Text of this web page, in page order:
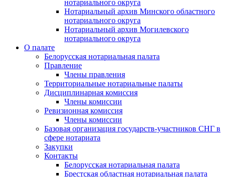
нотариального округа
Нотариальный архив Минского областного
нотариального округа
Нотариальный архив Могилевского
нотариального округа
О палате
Белорусская нотариальная палата
Правление
Члены правления
Территориальные нотариальные палаты
Дисциплинарная комиссия
Члены комиссии
Ревизионная комиссия
Члены комиссии
Базовая организация государств-участников СНГ в
сфере нотариата
Закупки
Контакты
Белорусская нотариальная палата
Брестская областная нотариальная палата